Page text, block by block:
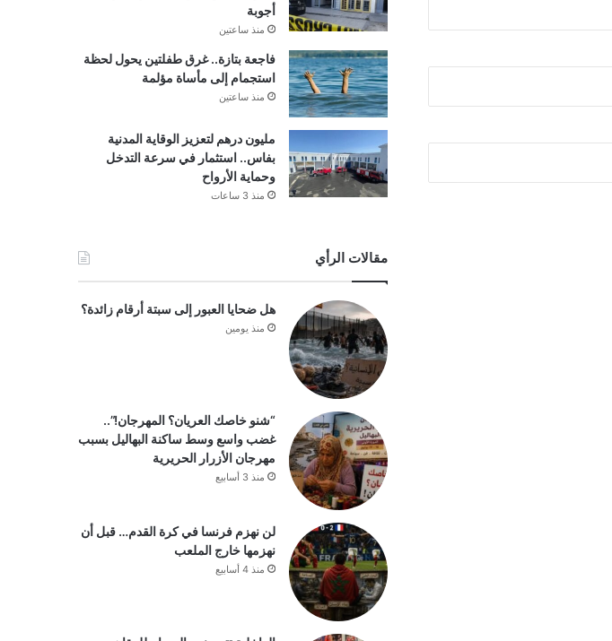
أجوبة
منذ ساعتين
فاجعة بتازة.. غرق طفلتين يحول لحظة
استجمام إلى مأساة مؤلمة
منذ ساعتين
مليون درهم لتعزيز الوقاية المدنية
بفاس.. استثمار في سرعة التدخل
وحماية الأرواح
منذ 3 ساعات
مقالات الرأي
هل ضحايا العبور إلى سبتة أرقام زائدة؟
منذ يومين
“شنو خاصك العريان؟ المهرجان!”..
غضب واسع وسط ساكنة البهاليل بسبب
مهرجان الأزرار الحريرية
منذ 3 أسابيع
لن نهزم فرنسا في كرة القدم… قبل أن
نهزمها خارج الملعب
منذ 4 أسابيع